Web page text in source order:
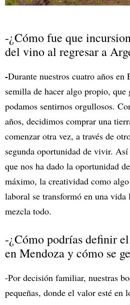
-¿Cómo fue que
del vino al regresar a
-Durante nuestros cuatro años en
semilla de hacer algo propio, que
podamos sentirnos orgullosos.
años, decidimos comprar una
comenzar otra vez, a través de
segunda oportunidad de vivir.
que nos ha dado la oportunidad
máximo, la creatividad como
laboral se transformó en una vida
mezcla todo.
-¿Cómo podrías definir
en Mendoza y cómo se
-Por decisión familiar, nuestras
pequeñas, donde el valor esté en